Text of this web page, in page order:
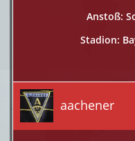
Anstoß:
Stadion:
aachener